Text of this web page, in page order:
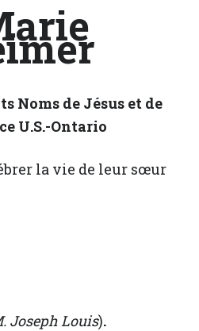
Noms de Jésus et de
U.S.-Ontario
la vie de leur sœur
Joseph Louis).